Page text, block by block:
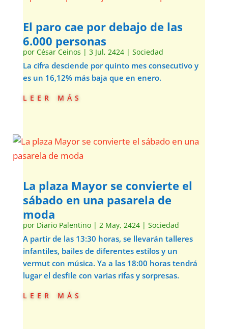
El paro cae por debajo de las
6.000 personas
por César Ceinos | 3 Jul, 2424| Sociedad
La cifra desciende por quinto mes consecutivo y
es un 16,12% más baja que en enero.
leer más
La plaza Mayor se convierte el
sábado en una pasarela de
moda
por Diario Palentino| 2 May, 2424| Sociedad
A partir de las 13:30 horas, se llevarán talleres
infantiles, bailes de diferentes estilos y un
vermut con música. Ya a las 18:00 horas tendrá
lugar el desfile con varias rifas y sorpresas.
leer más